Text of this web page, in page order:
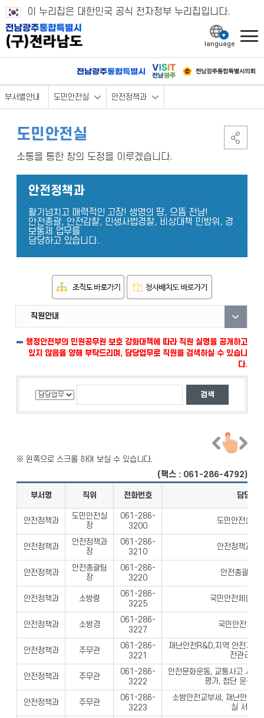
이 누리집은 대한민국 공식 전자정부 누리집입니다.
부서별안내 도민안전실 안전정책과
도민안전실
소통을 통한 창의 도정을 이루겠습니다.
안전정책과
활기넘치고 매력적인 고장! 생명의 땅, 으뜸 전남!
안전총괄, 안전감찰, 민생사법경찰, 비상대책 민방위, 경
보통제 업무를
담당하고 있습니다.
직원안내
부서안내
자료실
행정안전부의 민원공무원 보호 강화대책에 따라 직원 실명을 공개하고
있지 않음을 양해 부탁드리며, 담당업무로 직원을 검색하실 수 있습니
다.
(팩스 : 061-286-4792)
부서명 직위 전화번호 담당업
안전정책과
도민안전실
장
061-286-
3200
도민안전실 업
안전정책과
안전정책과
장
061-286-
3210
안전정책과 업
안전정책과
안전총괄팀
장
061-286-
3220
안전총괄 업
안전정책과 소방령
061-286-
3225
국민안전체험관
안전정책과 소방경
061-286-
3227
국민안전체험
안전정책과 주무관
061-286-
3221
재난안전R&D,지역 안전지수
전관리위
안전정책과 주무관
061-286-
3222
안전문화운동, 교통사고 사망
평가, 첨단 운전보
안전정책과 주무관
061-286-
3223
소방안전교부세, 재난안전예
실 서무